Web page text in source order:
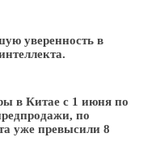
уверенность в
в Китае с 1 июня по
по
уже превысили 8